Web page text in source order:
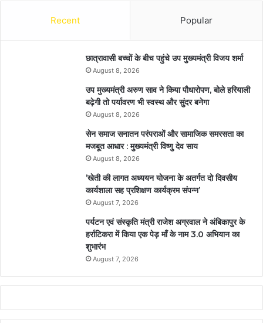
Recent Popular
छात्रावासी बच्चों के बीच पहुंचे उप मुख्यमंत्री विजय शर्मा
August 8, 2026
उप मुख्यमंत्री अरुण साव ने किया पौधारोपण, बोले हरियाली
बढ़ेगी तो पर्यावरण भी स्वस्थ और सुंदर बनेगा
August 8, 2026
सेन समाज सनातन परंपराओं और सामाजिक समरसता का
मजबूत आधार : मुख्यमंत्री विष्णु देव साय
August 8, 2026
’खेती की लागत अध्ययन योजना के अतर्गत दो दिवसीय
कार्यशाला सह प्रशिक्षण कार्यक्रम संपन्न’
August 7, 2026
पर्यटन एवं संस्कृति मंत्री राजेश अग्रवाल ने अंबिकापुर के
हर्राटिकरा में किया एक पेड़ माँ के नाम 3.0 अभियान का
शुभारंभ
August 7, 2026